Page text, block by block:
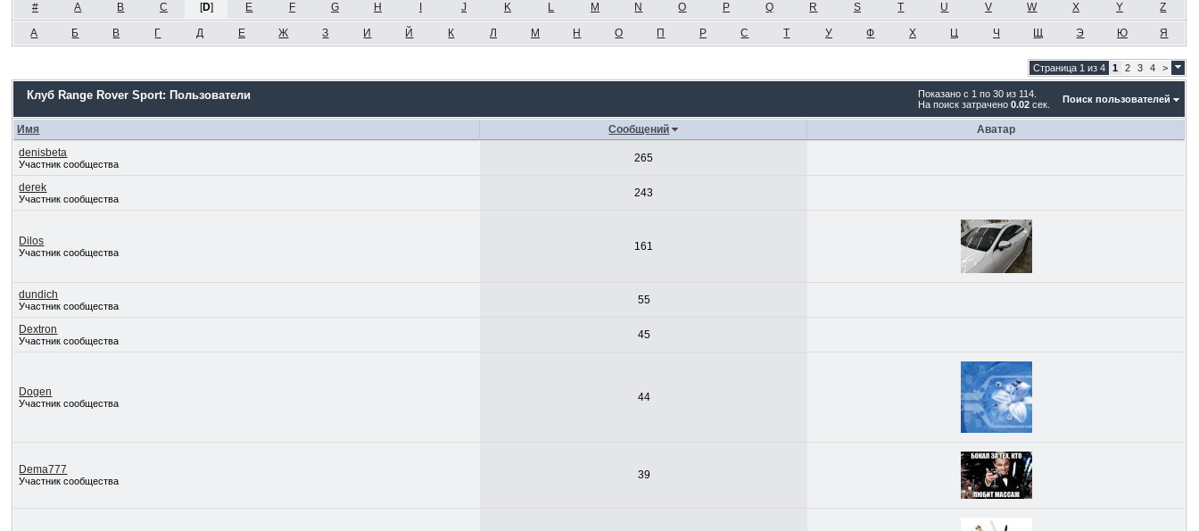
# A B C [D] E F G H J K L M N O P Q R S T U V W X Y Z
А Б В Г Д Е Ж З И Й К Л М Н О П Р С Т У Ф Х Ц Ч Щ Э Ю Я
Страница 1 из 4 1 2 3 4 >
Показано с 1 по 30 из 114.
На поиск затрачено0.02 сек.
Клуб Range Rover Sport: Пользователи Поиск пользователей
Имя Сообщений
Аватар
denisbeta
Участник сообщества 265
derek
Участник сообщества 243
Dilos
Участник сообщества 161
dundich
Участник сообщества 55
Dextron
Участник сообщества 45
Dogen
Участник сообщества 44
Dema777
Участник сообщества 39